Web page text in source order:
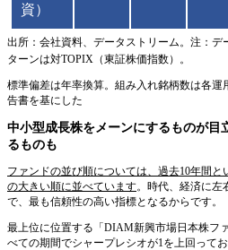
資）
出所：会社資料、データストリーム。注：デ
ターンは対TOPIX（東証株価指数）。
標準偏差は年率換算。組み入れ銘柄数は各
告書を基にした
中小型成長株をメーンにするものが目
るものも
ファンドの並び順については、過去10年間
の大きい順に並べています。時代、経済に左
で、最も信頼性の高い指標となるからです。
最上位に位置する「DIAM新興市場日本株フ
べての期間でシャープレシオが1を上回って